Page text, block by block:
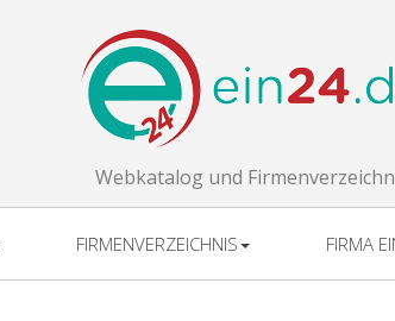
Webkatalog und
FIRMENVERZEICHNIS FIRMA